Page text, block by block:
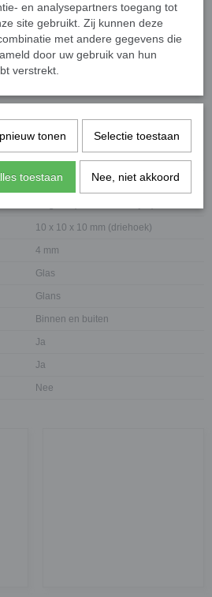
van de overige mini colroful
combineren met alle glas mozaïek
raden wij de
0,05 Kg
0,06 Kg
10 x 10 x 10 mm (driehoek)
4 mm
Glas
Glans
Binnen en buiten
Ja
Ja
Nee
en analysepartners toegang tot
site gebruikt. Zij kunnen deze
met andere gegevens die
door uw gebruik van hun
verstrekt.
tonen Selectie toestaan
toestaan Nee, niet akkoord